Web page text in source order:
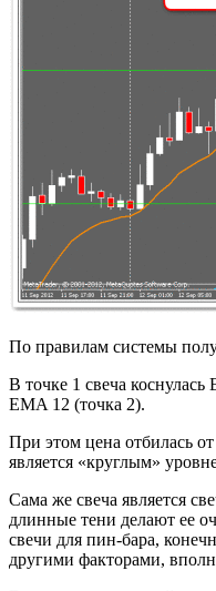
По правилам системы
В точке 1 свеча
EMA 12 (точка 2).
При этом цена отбилась
является «круглым»
Сама же свеча является
длинные тени делают ее
свечи для пин-бара,
другими факторами,